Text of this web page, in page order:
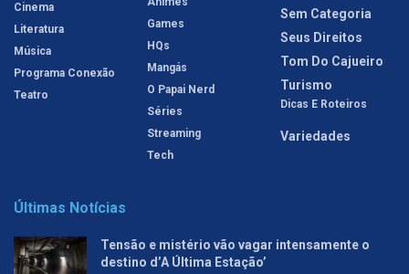
Cinema
Literatura
Música
Programa Conexão
Teatro
Games
HQs
Mangás
O Papai Nerd
Séries
Streaming
Tech
Sem Categoria
Seus Direitos
Tom Do Cajueiro
Turismo
Dicas E Roteiros
Variedades
Últimas Notícias
Tensão e mistério vão vagar intensamente o
destino d’A Última Estação’